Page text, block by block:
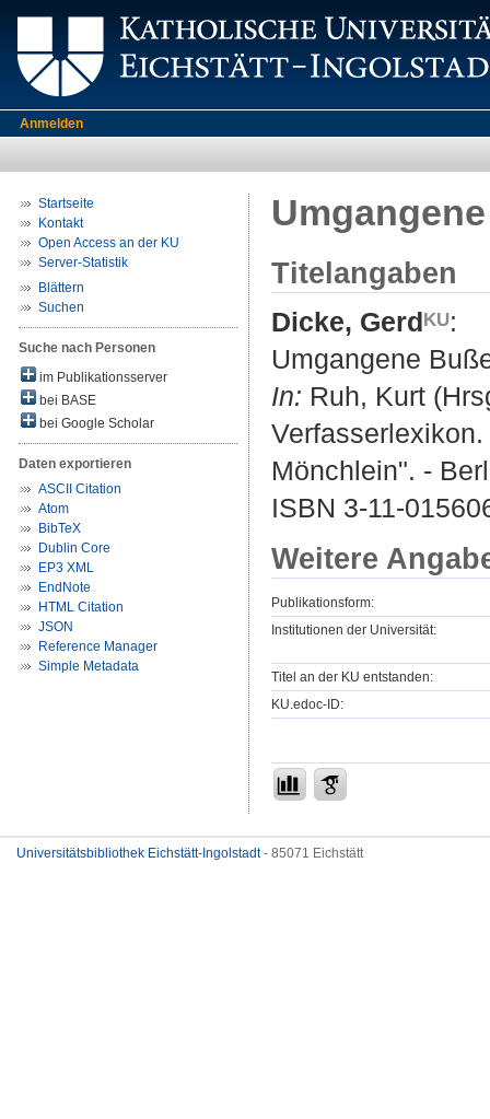
Anmelden
Startseite
Kontakt
Open Access an der KU
Server-Statistik
Blättern
Suchen
Suche nach Personen
im Publikationsserver
bei BASE
bei Google Scholar
Daten exportieren
ASCII Citation
Atom
BibTeX
Dublin Core
EP3 XML
EndNote
HTML Citation
JSON
Reference Manager
Simple Metadata
Titelangaben
Dicke, Gerd
:
Umgangene
In: Ruh, Kurt
Mönchlein". -
ISBN 3-11-
Weitere
Publikationsform:
Institutionen der Universität:
Titel an der KU entstanden:
KU.edoc-ID:
Universitätsbibliothek Eichstätt-Ingolstadt- 85071 Eichstätt